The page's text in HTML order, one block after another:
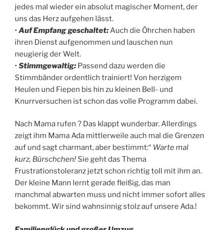
jedes mal wieder ein absolut magischer Moment, der
uns das Herz aufgehen lässt.
• Auf Empfang geschaltet: Auch die Öhrchen haben
ihren Dienst aufgenommen und lauschen nun
neugierig der Welt.
• Stimmgewaltig: Passend dazu werden die
Stimmbänder ordentlich trainiert! Von herzigem
Heulen und Fiepen bis hin zu kleinen Bell- und
Knurrversuchen ist schon das volle Programm dabei.
Nach Mama rufen ? Das klappt wunderbar. Allerdings
zeigt ihm Mama Ada mittlerweile auch mal die Grenzen
auf und sagt charmant, aber bestimmt:“ Warte mal
kurz, Bürschchen! Sie geht das Thema
Frustrationstoleranz jetzt schon richtig toll mit ihm an.
Der kleine Mann lernt gerade fleißig, das man
manchmal abwarten muss und nicht immer sofort alles
bekommt. Wir sind wahnsinnig stolz auf unsere Ada.!